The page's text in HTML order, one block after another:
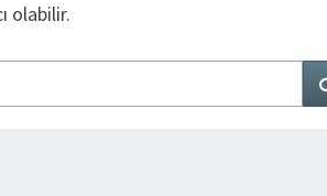
olabilir.